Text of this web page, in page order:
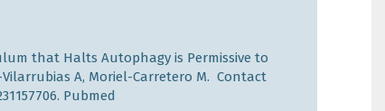
that Halts Autophagy is Permissive to
A, Moriel-Carretero M. Contact
Pubmed